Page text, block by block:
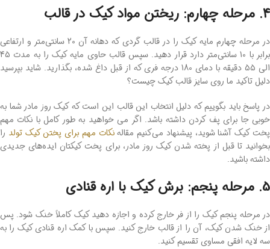
4. مرحله چهارم: ریختن مواد کیک در قالب
در مرحله چهارم مایه کیک را در قالب گردی که دهانه آن 20 سانتی‌متر و ارتفاعی
برابر با 10 سانتی‌متر دارد قرار دهید. سپس قالب حاوی مایه کیک را به مدت 45
الی 55 دقیقه با دمای 180 درجه فری که از قبل داغ شده، بگذارید. شاید بپرسید
دلیل تاکید ما روی سایز قالب کیک چیست؟
در پاسخ باید بگوییم که دلیل انتخاب این قالب این است که کیک روز مادر شما به‌
خوبی جا برای پف کردن داشته باشد. اگر می خواهید به طور کامل با نکات مهم
پخت کیک آشنا شوید، پیشنهاد می‌کنیم مقالهنکات مهم برای پختن کیک تولد را
بخوانید تا قبل از پخته شدن کیک روز مادر، برای پخت کیکتان ایده‌های جدیدی
داشته باشید.
5. مرحله پنجم: برش کیک با اره قنادی
در مرحله پنجم کیک را از فر خارج کرده و اجازه دهید کیک کاملاً خنک شود. پس
از خنک شدن کیک، آن را از قالب خارج کنید. سپس با کمک اره قنادی کیک را به
سه لایه افقی مساوی تقسیم کنید.